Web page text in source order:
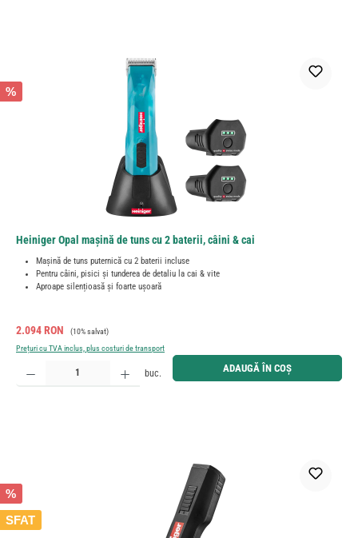
%
Heiniger Opal mașină de tuns cu 2 baterii, câini & cai
Mașină de tuns puternică cu 2 baterii incluse
Pentru câini, pisici și tunderea de detaliu la cai & vite
Aproape silențioasă și foarte ușoară
Preț de vânzare:
2.094 RON Preț obișnuit:
(10% salvat)
Prețuri cu TVA inclus, plus costuri de transport
Cantitate produs: Introduceți cantitatea dorită sau utilizați butoanele pentru a mări sau micșora
buc. ADAUGĂ ÎN COȘ
%
SFAT